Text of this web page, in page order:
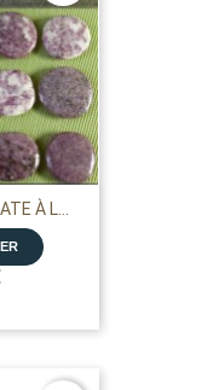
À L...